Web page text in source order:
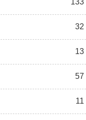
133
32
13
57
11